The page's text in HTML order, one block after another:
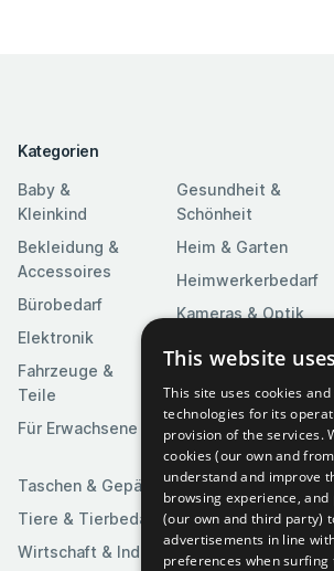
Kategorien
Baby &
Kleinkind
Bekleidung &
Accessoires
Bürobedarf
Elektronik
Fahrzeuge &
Teile
Für Erwachsene
Gesundheit &
Schönheit
Heim & Garten
Heimwerkerbedarf
Kameras & Optik
Kunst &
Unterhaltung
Medien
Taschen & Gepäck
Tiere & Tierbedarf
Wirtschaft & Industrie
This website
This site uses cookies
technologies for its
provision of the services.
cookies (our own and
understand and improve
browsing experience,
(our own and third party)
advertisements in line
preferences when surfing